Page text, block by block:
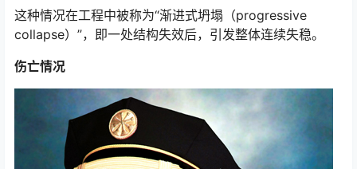
这种情况在工程中被称为“渐进式坍塌（progressive
collapse）”，即一处结构失效后，引发整体连续失稳。
伤亡情况